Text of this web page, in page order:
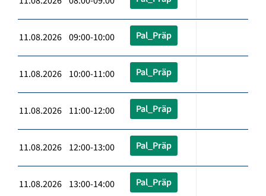
11.08.2026 09:00-10:00 Pal_Präp
11.08.2026 10:00-11:00 Pal_Präp
11.08.2026 11:00-12:00 Pal_Präp
11.08.2026 12:00-13:00 Pal_Präp
11.08.2026 13:00-14:00 Pal_Präp